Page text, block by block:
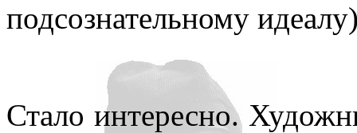
подсознательному
Стало интересно.